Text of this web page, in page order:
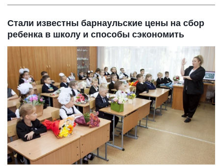
Стали известны барнаульские цены на сбор
ребенка в школу и способы сэкономить